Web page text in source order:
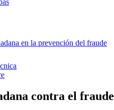
en la prevención del fraude
contra el fraude